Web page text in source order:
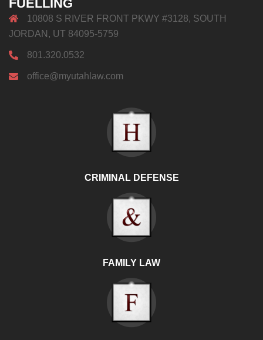
FUELLING
10808 S RIVER FRONT PKWY #3128, SOUTH
JORDAN, UT 84095-5759
801.320.0532
office@myutahlaw.com
CRIMINAL DEFENSE
FAMILY LAW